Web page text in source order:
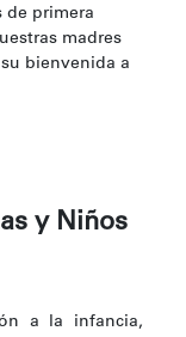
de primera
madres
bienvenida a
y Niños
a la infancia,